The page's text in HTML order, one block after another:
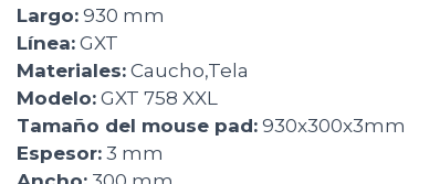
Largo: 930 mm
Línea: GXT
Materiales: Caucho,Tela
Modelo: GXT 758 XXL
Tamaño del mouse pad: 930x300x3mm
Espesor: 3 mm